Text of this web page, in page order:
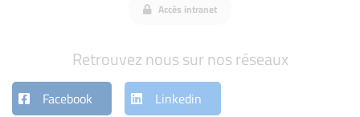
Accès intranet
Retrouvez nous sur nos réseaux
Facebook Linkedin